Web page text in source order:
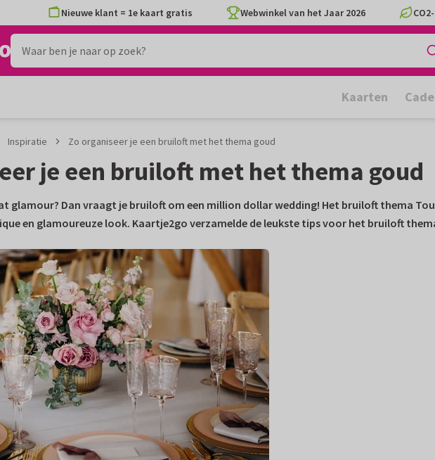
Nieuwe klant = 1e kaart gratis Webwinkel van het Jaar 2026
Kaarten
Inspiratie Zo organiseer je een bruiloft met het thema goud
je een bruiloft met het thema goud
glamour? Dan vraagt je bruiloft om een million dollar wedding! Het bruiloft thema
en glamoureuze look. Kaartje2go verzamelde de leukste tips voor het bruiloft